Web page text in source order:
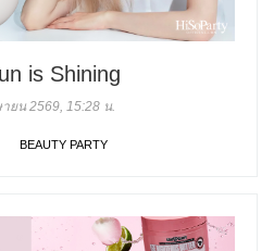
is Shining
ยน 2569, 15:28 น.
BEAUTY PARTY